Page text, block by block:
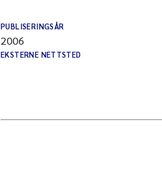
PUBLISERINGSÅR
2006
EKSTERNE NETTSTED